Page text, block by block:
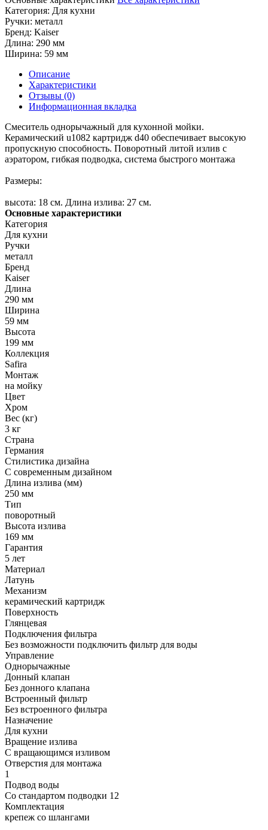
Категория: Для кухни
Ручки: металл
Бренд: Kaiser
Длина: 290 мм
Ширина: 59 мм
Описание
Характеристики
Отзывы (0)
Информационная вкладка
Смеситель однорычажный для кухонной мойки.
Керамический u1082 картридж d40 обеспечивает высокую
пропускную способность. Поворотный литой излив с
аэратором, гибкая подводка, система быстрого монтажа
Размеры:
высота: 18 см. Длина излива: 27 см.
Основные характеристики
Категория
Для кухни
Ручки
металл
Бренд
Kaiser
Длина
290 мм
Ширина
59 мм
Высота
199 мм
Коллекция
Safira
Монтаж
на мойку
Цвет
Хром
Вес (кг)
3 кг
Страна
Германия
Стилистика дизайна
С современным дизайном
Длина излива (мм)
250 мм
Тип
поворотный
Высота излива
169 мм
Гарантия
5 лет
Материал
Латунь
Механизм
керамический картридж
Поверхность
Глянцевая
Подключения фильтра
Без возможности подключить фильтр для воды
Управление
Однорычажные
Донный клапан
Без донного клапана
Встроенный фильтр
Без встроенного фильтра
Назначение
Для кухни
Вращение излива
С вращающимся изливом
Отверстия для монтажа
1
Подвод воды
Со стандартом подводки 12
Комплектация
крепеж со шлангами